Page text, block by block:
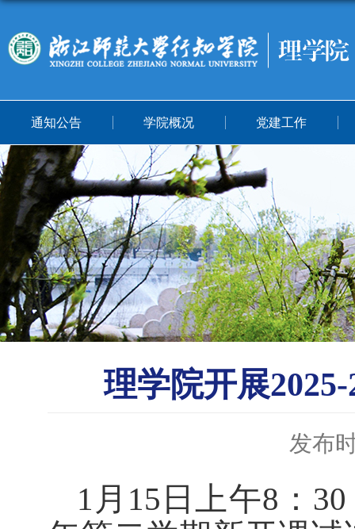
通知公告 学院概况 党建工作
理学院开展
发布
1月15日上午8：